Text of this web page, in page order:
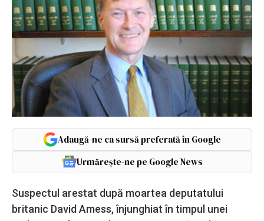
Adaugă-ne ca sursă preferată în Google
Urmărește-ne pe Google News
Suspectul arestat după moartea deputatului
britanic David Amess, înjunghiat în timpul unei